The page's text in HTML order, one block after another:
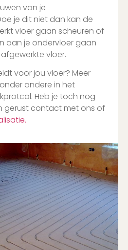
van je
je dit niet dan kan de
vloer gaan scheuren of
aan je ondervloer gaan
vloer.
voor jou vloer? Meer
andere in het
Heb je toch nog
gerust contact met ons of